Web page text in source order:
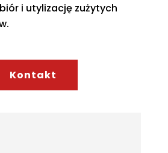
i utylizację zużytych
Kontakt